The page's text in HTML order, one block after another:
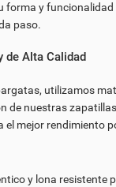
forma y funcionalidad
paso.
de Alta Calidad
utilizamos
de nuestras
el mejor rendimiento
y lona resistente